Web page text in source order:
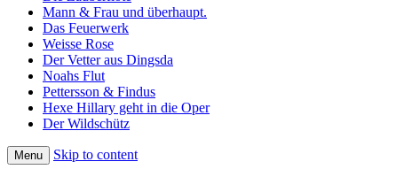
Mann & Frau und überhaupt.
Das Feuerwerk
Weisse Rose
Der Vetter aus Dingsda
Noahs Flut
Pettersson & Findus
Hexe Hillary geht in die Oper
Der Wildschütz
Menu Skip to content